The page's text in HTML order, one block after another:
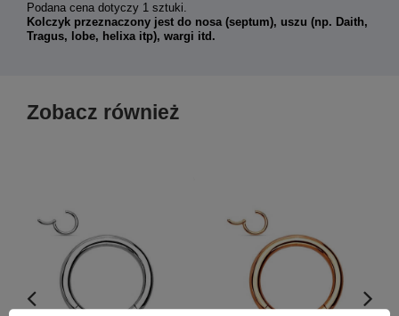
Podana cena dotyczy 1 sztuki.
Kolczyk przeznaczony jest do nosa (septum), uszu (np. Daith,
Tragus, lobe, helixa itp), wargi itd.
Zobacz również